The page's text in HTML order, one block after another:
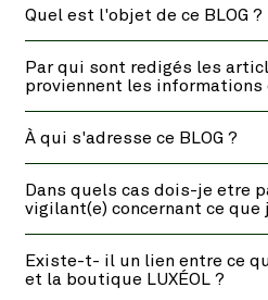
Quel est l'objet de ce BLOG ?
Par qui sont redigés les
proviennent les
À qui s'adresse ce BLOG ?
Dans quels cas dois-je etre
vigilant(e) concernant ce que
Existe-t- il un lien entre ce
et la boutique LUXÉOL ?